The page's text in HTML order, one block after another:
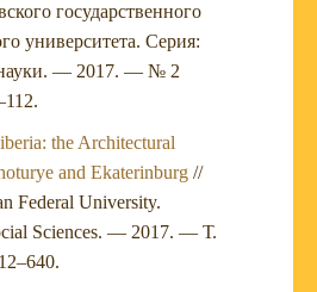
государственного
университета. Серия:
— 2017. — № 2
the Architectural
and Ekaterinburg //
Federal University.
Sciences. — 2017. — Т.